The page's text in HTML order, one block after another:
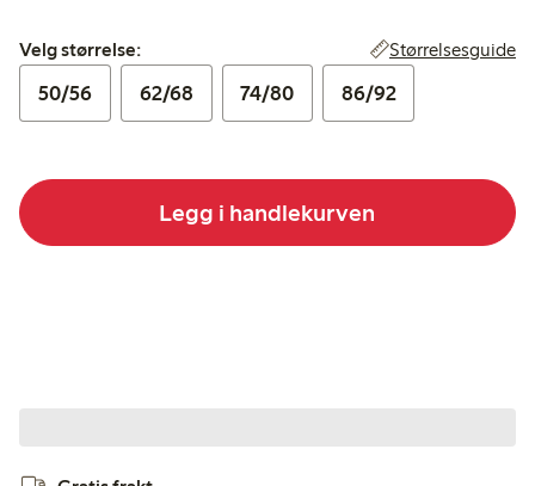
Velg størrelse:
Velg størrelse: Størrelsesguide
50/56 62/68 74/80 86/92
Legg i handlekurven